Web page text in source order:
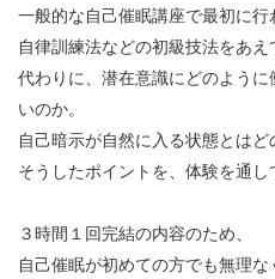
一般的な自己催眠講座で最初に
自律訓練法などの初級技法をあえ
代わりに、潜在意識にどのよう
いのか。
自己暗示が自然に入る状態とはど
そうしたポイントを、体験を通し
３時間１回完結の内容のため、
自己催眠が初めての方でも無理な